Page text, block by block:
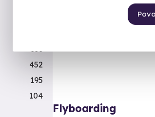
Volný termín už 08. 08.
Flyboarding
353
452
195
104